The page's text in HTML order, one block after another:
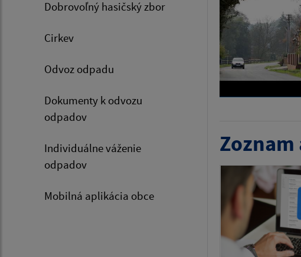
Dobrovoľný hasičský zbor
Cirkev
Odvoz odpadu
Dokumenty k odvozu
odpadov
Individuálne váženie
odpadov
Mobilná aplikácia obce